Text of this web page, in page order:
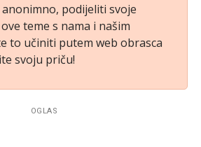
podijeliti svoje
teme s nama i našim
to učiniti putem web obrasca
svoju priču!
OGLAS